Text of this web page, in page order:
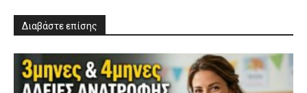
Διαβάστε επίσης